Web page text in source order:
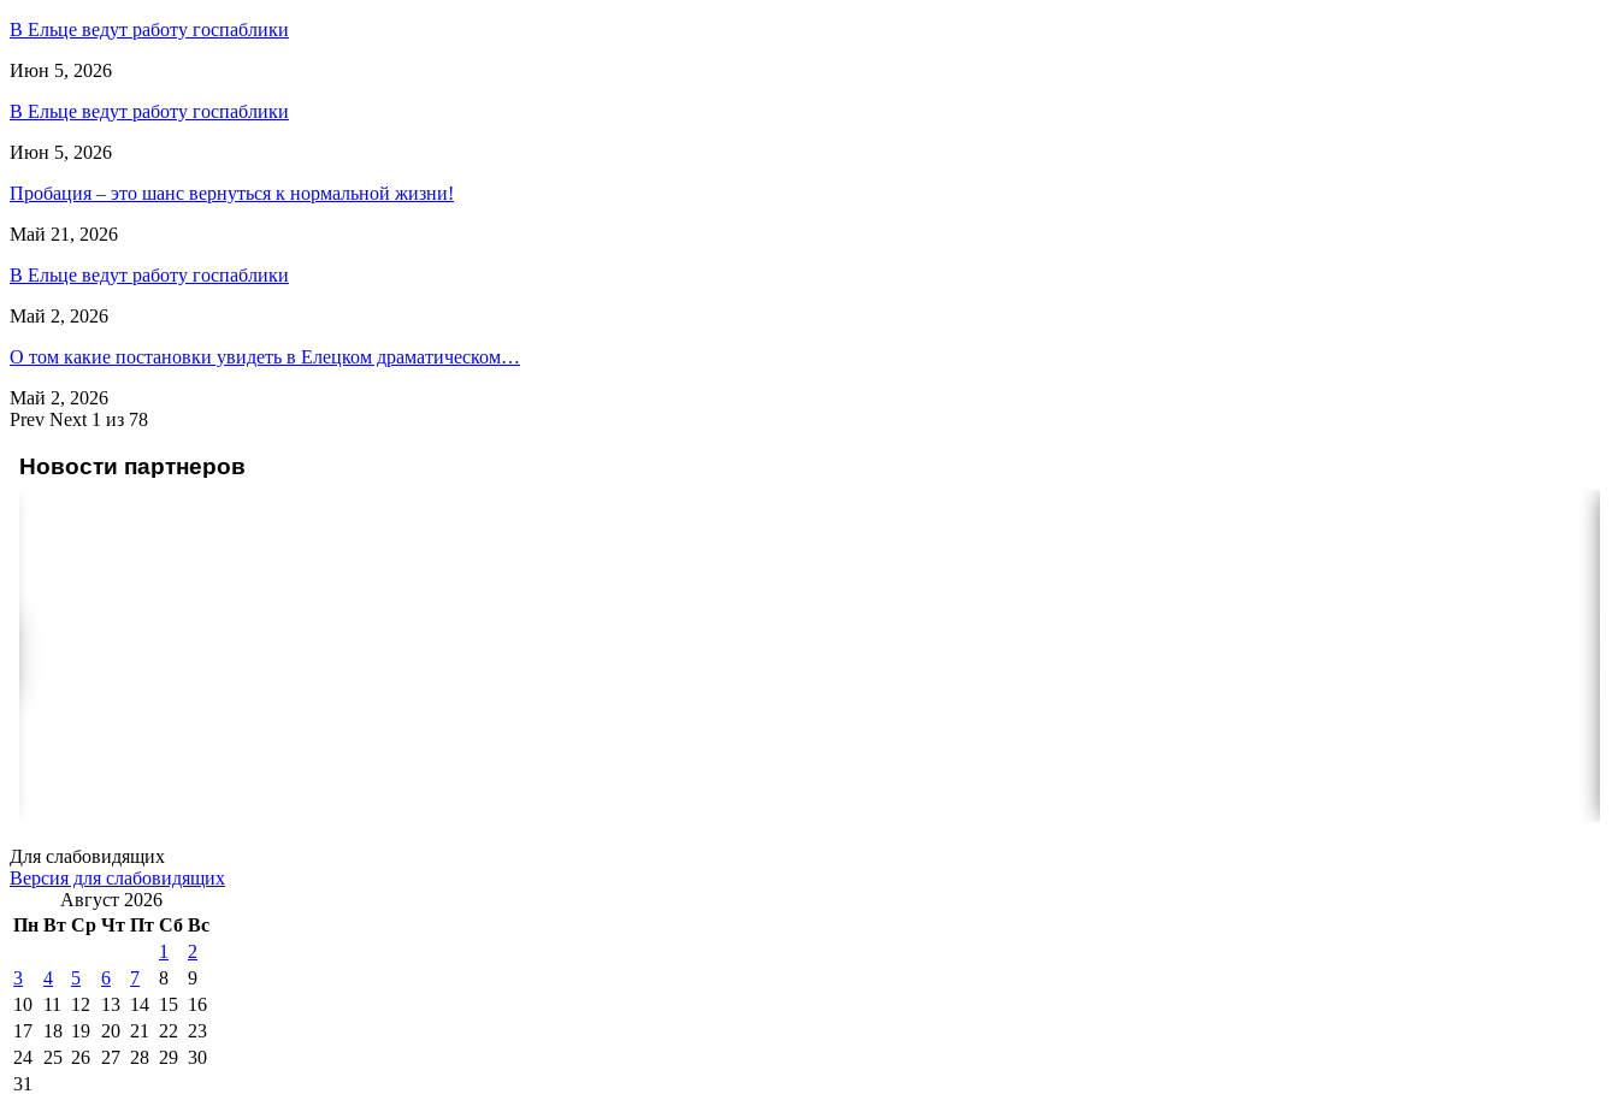
В Ельце ведут работу госпаблики
Июн 5, 2026
В Ельце ведут работу госпаблики
Июн 5, 2026
Пробация – это шанс вернуться к нормальной жизни!
Май 21, 2026
В Ельце ведут работу госпаблики
Май 2, 2026
О том какие постановки увидеть в Елецком драматическом…
Май 2, 2026
Prev Next 1 из 78
Новости партнеров
Для слабовидящих
Версия для слабовидящих
Август 2026
Пн Вт Ср Чт Пт Сб Вс
1
2
3
4 5 6 7 8
9
10 11 12 13 14 15 16
17 18 19 20 21 22 23
24 25 26 27 28 29 30
31